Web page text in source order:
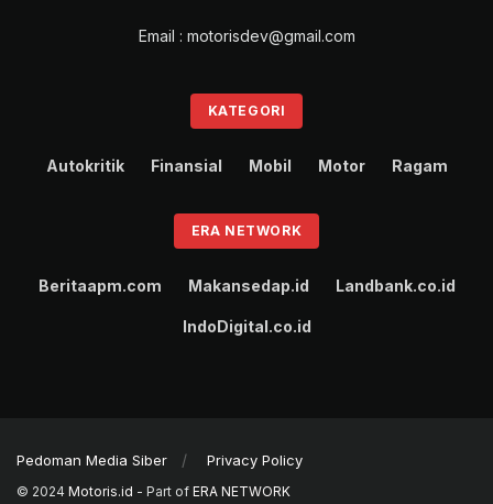
Email : motorisdev@gmail.com
KATEGORI
Autokritik Finansial Mobil Motor Ragam
ERA NETWORK
Beritaapm.com Makansedap.id Landbank.co.id
IndoDigital.co.id
Pedoman Media Siber Privacy Policy
© 2024 Motoris.id - Part of ERA NETWORK